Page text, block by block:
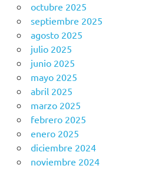
octubre 2025
septiembre 2025
agosto 2025
julio 2025
junio 2025
mayo 2025
abril 2025
marzo 2025
febrero 2025
enero 2025
diciembre 2024
noviembre 2024